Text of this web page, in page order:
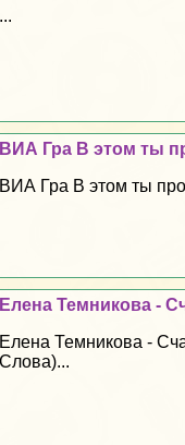
...
ВИА Гра В этом ты
ВИА Гра В этом ты
Елена Темникова -
Елена Темникова -
Слова)...